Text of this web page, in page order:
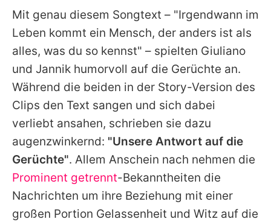
Mit genau diesem Songtext – "Irgendwann im
Leben kommt ein Mensch, der anders ist als
alles, was du so kennst" – spielten Giuliano
und Jannik humorvoll auf die Gerüchte an.
Während die beiden in der Story-Version des
Clips den Text sangen und sich dabei
verliebt ansahen, schrieben sie dazu
augenzwinkernd: "Unsere Antwort auf die
Gerüchte". Allem Anschein nach nehmen die
Prominent getrennt-Bekanntheiten die
Nachrichten um ihre Beziehung mit einer
großen Portion Gelassenheit und Witz auf die